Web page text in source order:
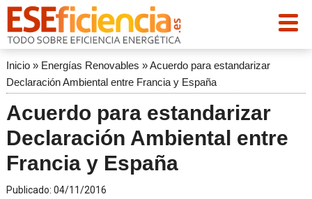
Inicio» Energías Renovables »Acuerdo para estandarizar
Declaración Ambiental entre Francia y España
Acuerdo para estandarizar
Declaración Ambiental entre
Francia y España
Publicado: 04/11/2016